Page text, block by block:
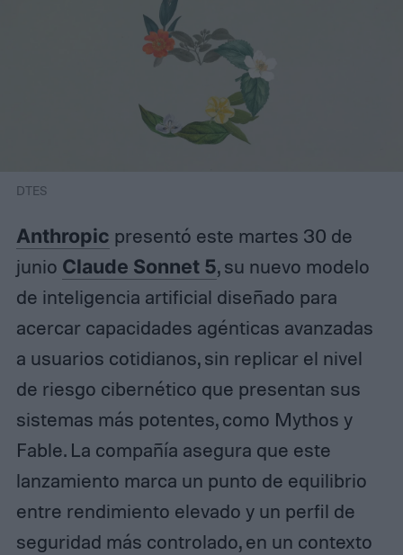
DTES
Anthropic presentó este martes 30 de
junio Claude Sonnet 5, su nuevo modelo
de inteligencia artificial diseñado para
acercar capacidades agénticas avanzadas
a usuarios cotidianos, sin replicar el nivel
de riesgo cibernético que presentan sus
sistemas más potentes, como Mythos y
Fable. La compañía asegura que este
lanzamiento marca un punto de equilibrio
entre rendimiento elevado y un perfil de
seguridad más controlado, en un contexto